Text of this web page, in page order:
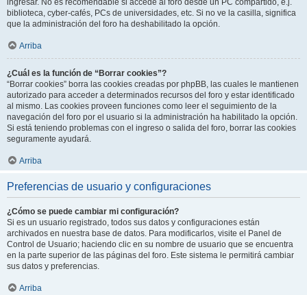
ingresar. No es recomendable si accede al foro desde un PC compartido, e.j.
biblioteca, cyber-cafés, PCs de universidades, etc. Si no ve la casilla, significa
que la administración del foro ha deshabilitado la opción.
Arriba
¿Cuál es la función de “Borrar cookies”?
“Borrar cookies” borra las cookies creadas por phpBB, las cuales le mantienen
autorizado para acceder a determinados recursos del foro y estar identificado
al mismo. Las cookies proveen funciones como leer el seguimiento de la
navegación del foro por el usuario si la administración ha habilitado la opción.
Si está teniendo problemas con el ingreso o salida del foro, borrar las cookies
seguramente ayudará.
Arriba
Preferencias de usuario y configuraciones
¿Cómo se puede cambiar mi configuración?
Si es un usuario registrado, todos sus datos y configuraciones están
archivados en nuestra base de datos. Para modificarlos, visite el Panel de
Control de Usuario; haciendo clic en su nombre de usuario que se encuentra
en la parte superior de las páginas del foro. Este sistema le permitirá cambiar
sus datos y preferencias.
Arriba